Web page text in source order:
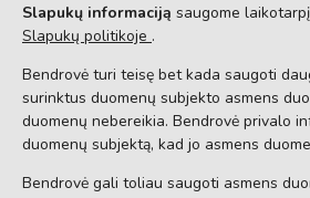
Slapukų informaciją saugome
Slapukų politikoje .
Bendrovė turi teisę bet kada saugoti
surinktus duomenų subjekto asmens
duomenų nebereikia. Bendrovė privalo
duomenų subjektą, kad jo asmens
Bendrovė gali toliau saugoti asmens